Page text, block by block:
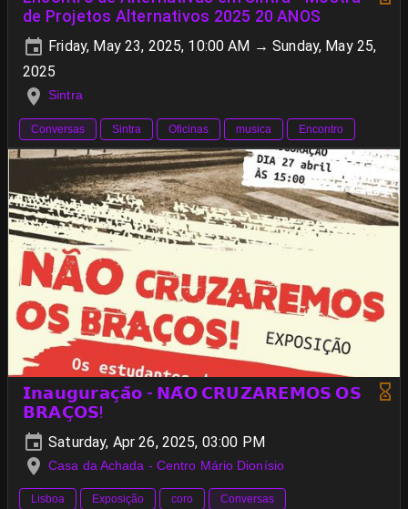
de Projetos Alternativos 2025 20 ANOS
Friday, May 23, 2025, 10:00 AM → Sunday, May 25,
2025
Sintra
Conversas Sintra Oficinas musica Encontro
𝗜𝗻𝗮𝘂𝗴𝘂𝗿𝗮𝗰̧𝗮̃𝗼 - 𝗡𝗔̃𝗢 𝗖𝗥𝗨𝗭𝗔𝗥𝗘𝗠𝗢𝗦 𝗢𝗦
𝗕𝗥𝗔𝗖̧𝗢𝗦!
Saturday, Apr 26, 2025, 03:00 PM
Casa da Achada - Centro Mário Dionísio
Lisboa Exposição coro Conversas